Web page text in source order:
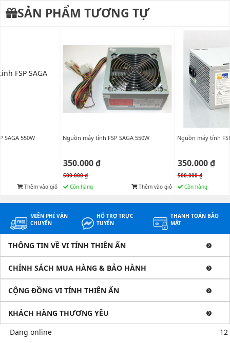
SẢN PHẨM TƯƠNG TỰ
SAGA 550W
Thêm vào giỏ
Nguồn máy tính FSP SAGA 550W
350.000 ₫
500.000 ₫
Còn hàng
Thêm vào giỏ
Nguồn máy tính
350.000 ₫
500.000 ₫
Còn hàng
MIỄN PHÍ VẬN
CHUYỂN
HỖ TRỢ TRỰC
TUYẾN
THANH TOÁN BẢO
MẬT
THÔNG TIN VỀ VI TÍNH THIÊN ẤN
CHÍNH SÁCH MUA HÀNG & BẢO HÀNH
CỘNG ĐỒNG VI TÍNH THIÊN ẤN
KHÁCH HÀNG THƯƠNG YÊU
Đang online
12